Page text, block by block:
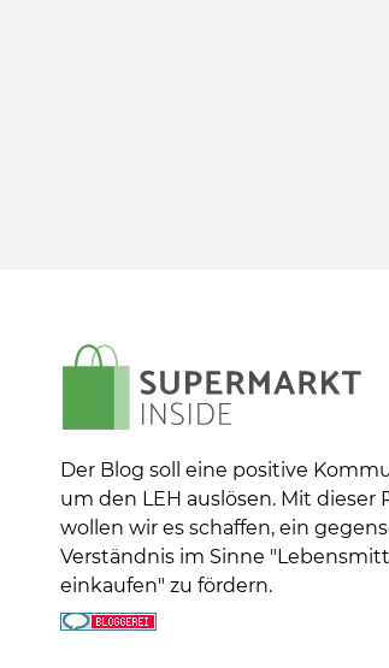
Der Blog soll eine positive
um den LEH auslösen. Mit dieser
wollen wir es schaffen, ein
Verständnis im Sinne
einkaufen" zu fördern.